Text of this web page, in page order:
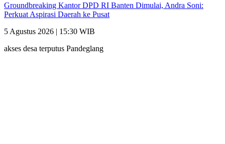
Groundbreaking Kantor DPD RI Banten Dimulai, Andra Soni:
Perkuat Aspirasi Daerah ke Pusat
5 Agustus 2026 | 15:30 WIB
akses desa terputus Pandeglang